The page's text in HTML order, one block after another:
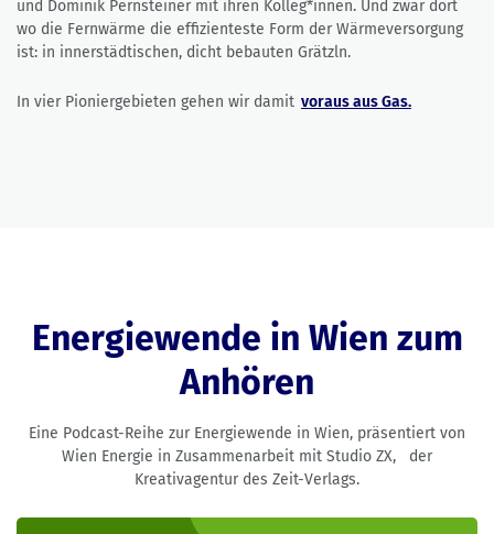
und Dominik Pernsteiner mit ihren Kolleg*innen. Und zwar dort
wo die Fernwärme die effizienteste Form der Wärmeversorgung
ist: in innerstädtischen, dicht bebauten Grätzln.
In vier Pioniergebieten gehen wir damit voraus aus Gas.
Energiewende in Wien zum
Anhören
Eine Podcast-Reihe zur Energiewende in Wien, präsentiert von
Wien Energie in Zusammenarbeit mit Studio ZX, der
Kreativagentur des Zeit-Verlags.